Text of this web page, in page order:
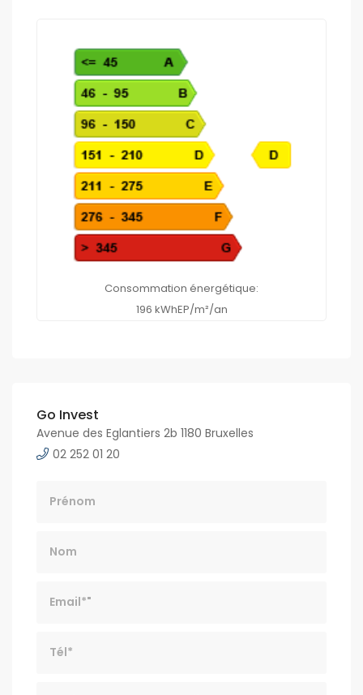
Consommation énergétique:
196 kWhEP/m²/an
Go Invest
Avenue des Eglantiers 2b 1180 Bruxelles
02 252 01 20